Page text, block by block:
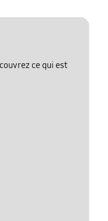
ce qui est